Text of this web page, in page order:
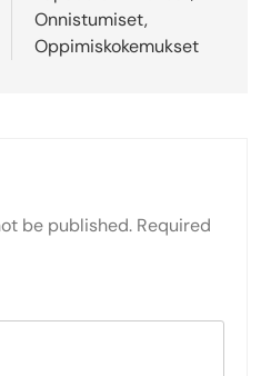
Onnistumiset,
Oppimiskokemukset
be published. Required